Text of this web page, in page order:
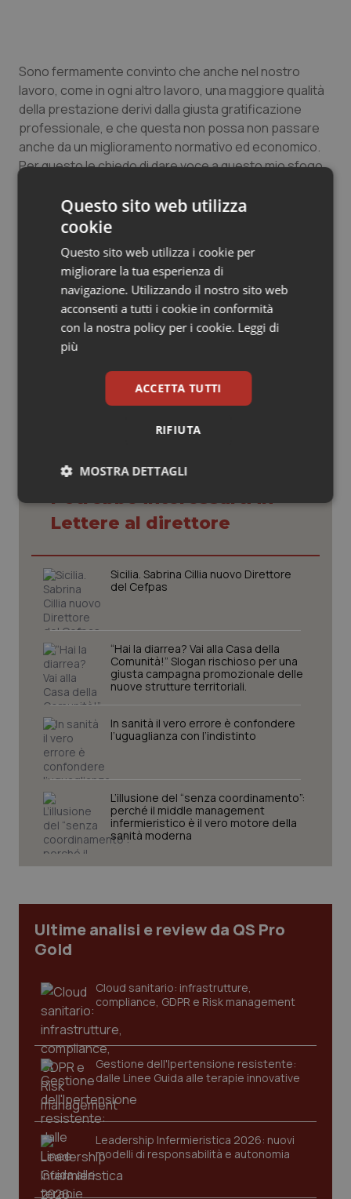
Tiroide
Tumore al seno
Tumori del Polmone & Testa Collo
Tumori gastrointestinali
Ulcera & Reflusso
Vaccini
Sono fermamente convinto che anche nel nostro
lavoro, come in ogni altro lavoro, una maggiore qualità
della prestazione derivi dalla giusta gratificazione
professionale, e che questa non possa non passare
anche da un miglioramento normativo ed economico.
Per questo le chiedo di dare voce a questo mio sfogo,
può, anche se con ritardo, dare la giusta
valorizzazione ai medici che si prendono cura di tutti i
Marcello Savasta
Medico EST 118 Sicilia
25 Gennaio 2017
© Riproduzione riservata
Potrebbe interessarti in
Lettere al direttore
Sicilia. Sabrina Cillia nuovo Direttore
del Cefpas
“Hai la diarrea? Vai alla Casa della
Comunità!” Slogan rischioso per una
giusta campagna promozionale delle
nuove strutture territoriali.
In sanità il vero errore è confondere
l’uguaglianza con l’indistinto
L’illusione del “senza coordinamento”:
perché il middle management
infermieristico è il vero motore della
sanità moderna
Ultime analisi e review da QS Pro
Gold
Cloud sanitario: infrastrutture,
compliance, GDPR e Risk management
Gestione dell'Ipertensione resistente:
dalle Linee Guida alle terapie innovative
Leadership Infermieristica 2026: nuovi
modelli di responsabilità e autonomia
Questo sito web utilizza
cookie
Questo sito web utilizza i cookie per
migliorare la tua esperienza di
navigazione. Utilizzando il nostro sito web
acconsenti a tutti i cookie in conformità
con la nostra policy per i cookie. Leggi di
più
ACCETTA TUTTI
RIFIUTA
MOSTRA DETTAGLI
Necessari Statistici Marketing
I cookie necessari contribuiscono a rendere fruibile il
sito web abilitandone funzionalità di base quali la
navigazione sulle pagine e l'accesso alle aree
protette del sito. Il sito web non è in grado di
funzionare correttamente senza questi cookie.
Nome
Fornitore Dominio
VISITOR_PRIVACY_METADATA
YouTube
CookieScriptConsent
CookieScript
www.quotidianosanita.it
tracking-sites-ironfish-